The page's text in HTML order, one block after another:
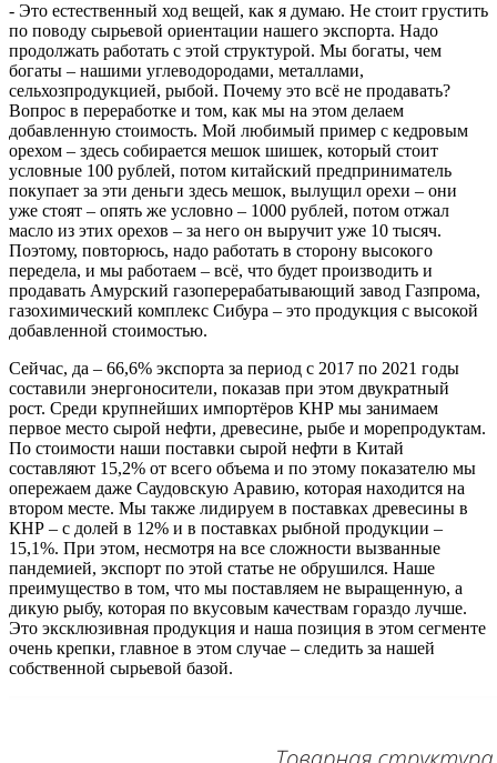
- Это естественный ход вещей, как я думаю. Не стоит грустить
по поводу сырьевой ориентации нашего экспорта. Надо
продолжать работать с этой структурой. Мы богаты, чем
богаты – нашими углеводородами, металлами,
сельхозпродукцией, рыбой. Почему это всё не продавать?
Вопрос в переработке и том, как мы на этом делаем
добавленную стоимость. Мой любимый пример с кедровым
орехом – здесь собирается мешок шишек, который стоит
условные 100 рублей, потом китайский предприниматель
покупает за эти деньги здесь мешок, вылущил орехи – они
уже стоят – опять же условно – 1000 рублей, потом отжал
масло из этих орехов – за него он выручит уже 10 тысяч.
Поэтому, повторюсь, надо работать в сторону высокого
передела, и мы работаем – всё, что будет производить и
продавать Амурский газоперерабатывающий завод Газпрома,
газохимический комплекс Сибура – это продукция с высокой
добавленной стоимостью.
Сейчас, да – 66,6% экспорта за период с 2017 по 2021 годы
составили энергоносители, показав при этом двукратный
рост. Среди крупнейших импортёров КНР мы занимаем
первое место сырой нефти, древесине, рыбе и морепродуктам.
По стоимости наши поставки сырой нефти в Китай
составляют 15,2% от всего объема и по этому показателю мы
опережаем даже Саудовскую Аравию, которая находится на
втором месте. Мы также лидируем в поставках древесины в
КНР – с долей в 12% и в поставках рыбной продукции –
15,1%. При этом, несмотря на все сложности вызванные
пандемией, экспорт по этой статье не обрушился. Наше
преимущество в том, что мы поставляем не выращенную, а
дикую рыбу, которая по вкусовым качествам гораздо лучше.
Это эксклюзивная продукция и наша позиция в этом сегменте
очень крепки, главное в этом случае – следить за нашей
собственной сырьевой базой.